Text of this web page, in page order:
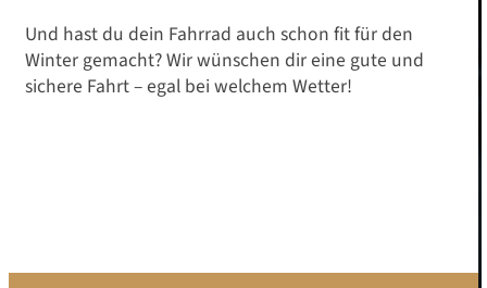
Und hast du dein Fahrrad auch schon fit für den
Winter gemacht? Wir wünschen dir eine gute und
sichere Fahrt – egal bei welchem Wetter!